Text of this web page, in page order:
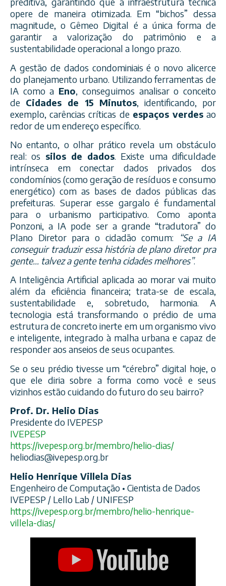
opere de maneira otimizada. Em “bichos” dessa
magnitude, o Gêmeo Digital é a única forma de
garantir a valorização do patrimônio e a
sustentabilidade operacional a longo prazo.
A gestão de dados condominiais é o novo alicerce
do planejamento urbano. Utilizando ferramentas de
IA como a Eno, conseguimos analisar o conceito
de Cidades de 15 Minutos, identificando, por
exemplo, carências críticas de espaços verdesao
redor de um endereço específico.
No entanto, o olhar prático revela um obstáculo
real: os silos de dados. Existe uma dificuldade
intrínseca em conectar dados privados dos
condomínios (como geração de resíduos e consumo
energético) com as bases de dados públicas das
prefeituras. Superar esse gargalo é fundamental
para o urbanismo participativo. Como aponta
Ponzoni, a IA pode ser a grande “tradutora” do
Plano Diretor para o cidadão comum:
“Se a IA
conseguir traduzir essa história de plano diretor pra
gente… talvez a gente tenha cidades melhores”.
A Inteligência Artificial aplicada ao morar vai muito
além da eficiência financeira; trata-se de escala,
sustentabilidade e, sobretudo, harmonia. A
tecnologia está transformando o prédio de uma
estrutura de concreto inerte em um organismo vivo
e inteligente, integrado à malha urbana e capaz de
responder aos anseios de seus ocupantes.
Se o seu prédio tivesse um “cérebro” digital hoje, o
que ele diria sobre a forma como você e seus
vizinhos estão cuidando do futuro do seu bairro?
Prof. Dr. Helio Dias
Presidente do IVEPESP
IVEPESP
https://ivepesp.org.br/membro/helio-dias/
heliodias@ivepesp.org.br
Helio Henrique Villela Dias
Engenheiro de Computação • Cientista de Dados
IVEPESP / Lello Lab / UNIFESP
https://ivepesp.org.br/membro/helio-henrique-
villela-dias/